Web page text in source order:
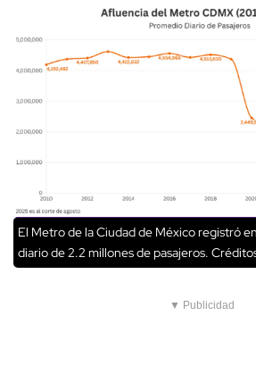
El Metro de la Ciudad de México registró
diario de 2.2 millones de pasajeros.
▼ Publicidad